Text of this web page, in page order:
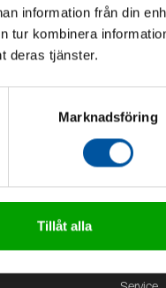
information från din
tur kombinera
deras tjänster.
Marknadsföring
Tillåt alla